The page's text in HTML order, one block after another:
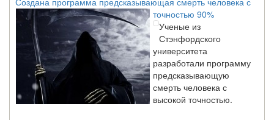
точностью 90%
Ученые из
Стэнфордского
университета
разработали программу
предсказывающую
смерть человека с
высокой точностью.